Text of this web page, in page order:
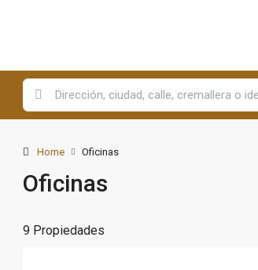
Home Oficinas
Oficinas
9 Propiedades